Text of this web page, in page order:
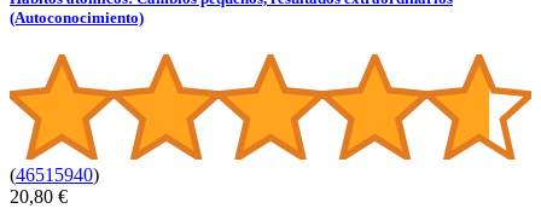
(Autoconocimiento)
(46515940)
20,80 €